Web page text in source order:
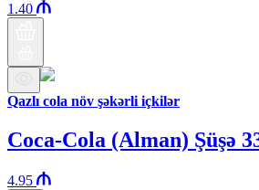
1.40
Qazlı cola növ şəkərli içkilər
Coca-Cola (Alman) Şüşə
4.95